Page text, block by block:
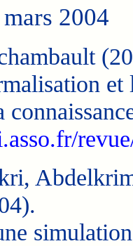
mars 2004
et